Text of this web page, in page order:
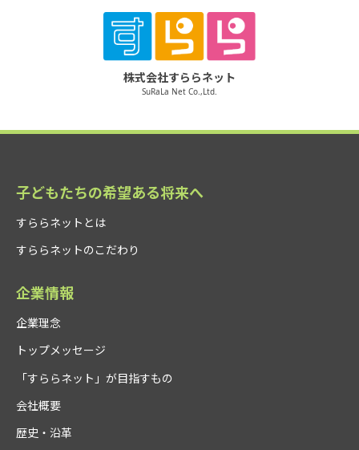
株式会社すららネット
SuRaLa Net Co.,Ltd.
子どもたちの希望ある将来へ
すららネットとは
すららネットのこだわり
企業情報
企業理念
トップメッセージ
「すららネット」が目指すもの
会社概要
歴史・沿革